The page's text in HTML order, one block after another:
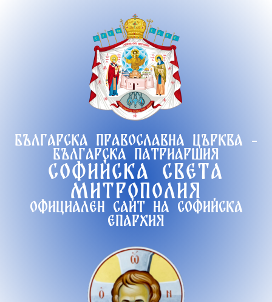
Българска православна църква -
Българска патриаршия
Софийска света
митрополия
Официален сайт на софийска
епархия